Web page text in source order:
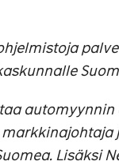
Lisäksi